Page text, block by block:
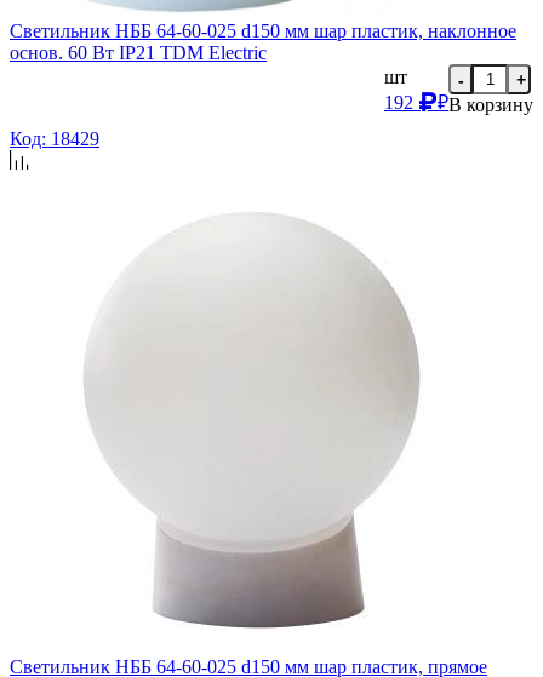
Светильник НББ 64-60-025 d150 мм шар пластик, наклонное
основ. 60 Вт IP21 TDM Еlectric
шт
192
₽
- +
В корзину
Код: 18429
Светильник НББ 64-60-025 d150 мм шар пластик, прямое